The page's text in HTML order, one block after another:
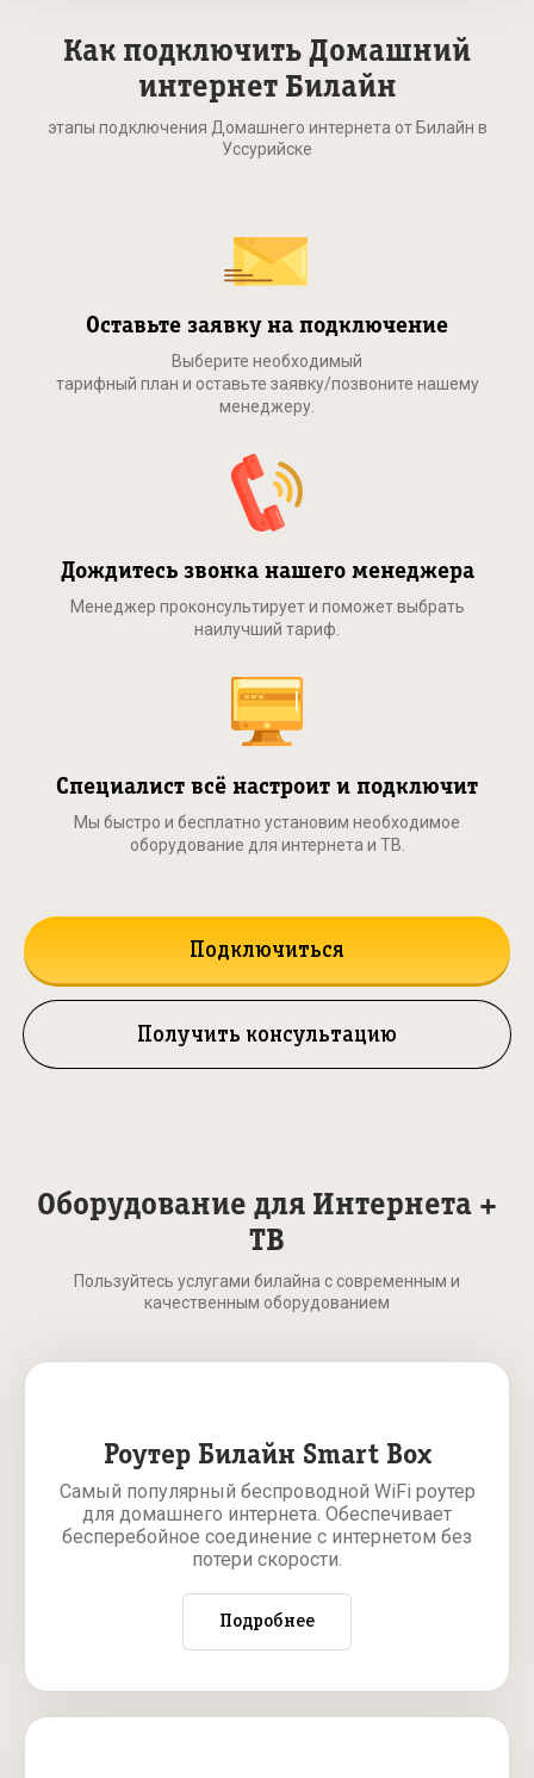
Как подключить Домашний
интернет Билайн
этапы подключения Домашнего интернета от Билайн в
Уссурийске
Оставьте заявку на подключение
Выберите необходимый
тарифный план и оставьте заявку/позвоните нашему
менеджеру.
Дождитесь звонка нашего менеджера
Менеджер проконсультирует и поможет выбрать
наилучший тариф.
Специалист всё настроит и подключит
Мы быстро и бесплатно установим необходимое
оборудование для интернета и ТВ.
Подключиться
Получить консультацию
Оборудование для Интернета +
ТВ
Пользуйтесь услугами билайна с современным и
качественным оборудованием
Роутер Билайн Smart Box
Самый популярный беспроводной WiFi роутер
для домашнего интернета. Обеспечивает
бесперебойное соединение с интернетом без
потери скорости.
Подробнее